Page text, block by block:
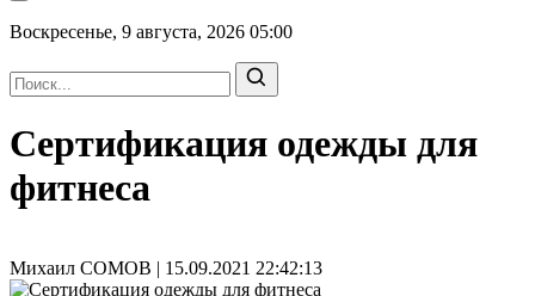
Воскресенье, 9 августа, 2026 05:00
Сертификация одежды для
фитнеса
Михаил СОМОВ | 15.09.2021 22:42:13